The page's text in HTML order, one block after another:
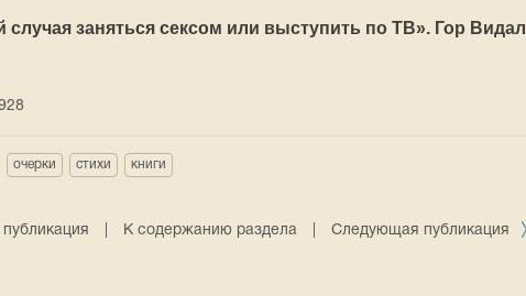
случая заняться сексом или выступить по ТВ». Гор Видал
очерки стихи книги
К содержанию раздела Следующая публикация